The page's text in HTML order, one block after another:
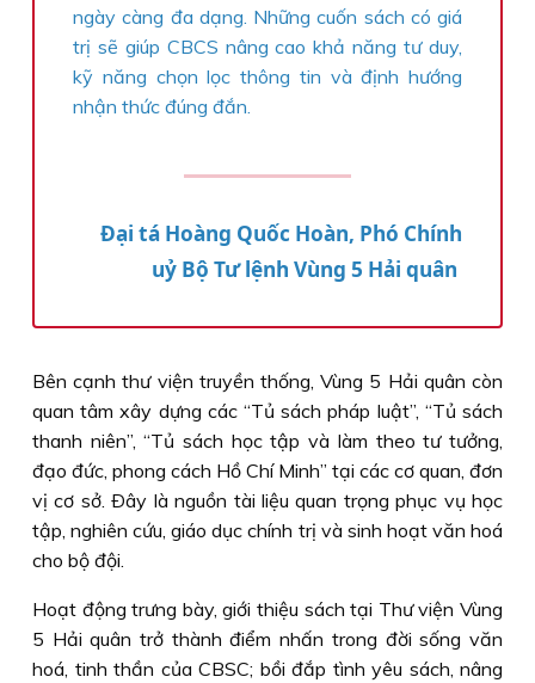
ngày càng đa dạng. Những cuốn sách có giá
trị sẽ giúp CBCS nâng cao khả năng tư duy,
kỹ năng chọn lọc thông tin và định hướng
nhận thức đúng đắn.
Ðại tá Hoàng Quốc Hoàn, Phó Chính
uỷ Bộ Tư lệnh Vùng 5 Hải quân
Bên cạnh thư viện truyền thống, Vùng 5 Hải quân còn
quan tâm xây dựng các “Tủ sách pháp luật”, “Tủ sách
thanh niên”, “Tủ sách học tập và làm theo tư tưởng,
đạo đức, phong cách Hồ Chí Minh” tại các cơ quan, đơn
vị cơ sở. Ðây là nguồn tài liệu quan trọng phục vụ học
tập, nghiên cứu, giáo dục chính trị và sinh hoạt văn hoá
cho bộ đội.
Hoạt động trưng bày, giới thiệu sách tại Thư viện Vùng
5 Hải quân trở thành điểm nhấn trong đời sống văn
hoá, tinh thần của CBSC; bồi đắp tình yêu sách, nâng